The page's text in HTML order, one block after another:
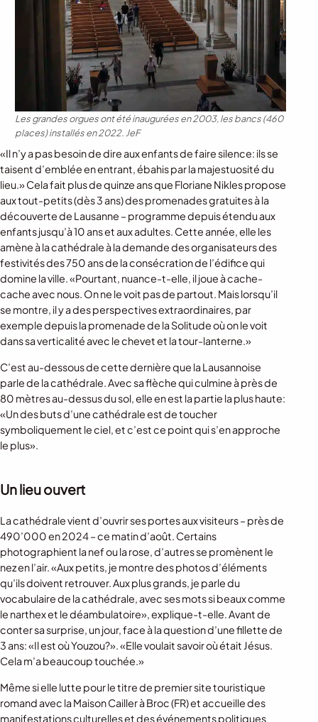
Les grandes orgues ont été inaugurées en 2003, les bancs (460
places) installés en 2022.JeF
«Il n’y a pas besoin de dire aux enfants de faire silence: ils se
taisent d’emblée en entrant, ébahis par la majestuosité du
lieu.» Cela fait plus de quinze ans que Floriane Nikles propose
aux tout-petits (dès 3 ans) des promenades gratuites à la
découverte de Lausanne – programme depuis étendu aux
enfants jusqu’à 10 ans et aux adultes. Cette année, elle les
amène à la cathédrale à la demande des organisateurs des
festivités des 750 ans de la consécration de l’édifice qui
domine la ville. «Pourtant, nuance-t-elle, il joue à cache-
cache avec nous. On ne le voit pas de partout. Mais lorsqu’il
se montre, il y a des perspectives extraordinaires, par
exemple depuis la promenade de la Solitude où on le voit
dans sa verticalité avec le chevet et la tour-lanterne.»
C’est au-dessous de cette dernière que la Lausannoise
parle de la cathédrale. Avec sa flèche qui culmine à près de
80 mètres au-dessus du sol, elle en est la partie la plus haute:
«Un des buts d’une cathédrale est de toucher
symboliquement le ciel, et c’est ce point qui s’en approche
le plus».
Un lieu ouvert
La cathédrale vient d’ouvrir ses portes aux visiteurs – près de
490’000 en 2024 – ce matin d’août. Certains
photographient la nef ou la rose, d’autres se promènent le
nez en l’air. «Aux petits, je montre des photos d’éléments
qu’ils doivent retrouver. Aux plus grands, je parle du
vocabulaire de la cathédrale, avec ses mots si beaux comme
le narthex et le déambulatoire», explique-t-elle. Avant de
conter sa surprise, un jour, face à la question d’une fillette de
3 ans: «Il est où Youzou?». «Elle voulait savoir où était Jésus.
Cela m’a beaucoup touchée.»
Même si elle lutte pour le titre de premier site touristique
romand avec la Maison Cailler à Broc (FR) et accueille des
manifestations culturelles et des événements politiques